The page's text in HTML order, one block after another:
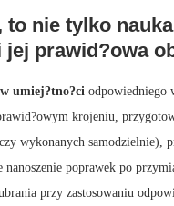
to nie tylko
jej prawid?owa
umiej?tno?ci odpowiedniego
krojeniu,
wykonanych samodzielnie),
poprawek po
przy zastosowaniu